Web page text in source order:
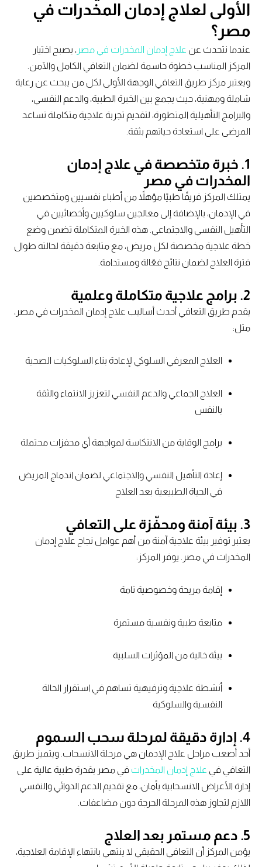
الأولى لعلاج إدمان المخدرات في
مصر؟
عندما نتحدث عنعلاج إدمان المخدرات في مصر، يصبح اختيار
المركز المناسب خطوة حاسمة لضمان التعافي الكامل والآمن.
ويعتبر مركز طريق التعافي الوجهة الأولى لكل من يبحث عن رعاية
شاملة ومهنية، حيث يجمع بين الخبرة الطبية، والدعم النفسي،
والبرامج التأهيلية المتطورة، لتقديم تجربة علاجية متكاملة تساعد
المرضى على استعادة حياتهم بثقة.
1. خبرة متخصصة في علاج إدمان
المخدرات في مصر
يمتلك المركز فريقًا طبيًا مؤهلاً من أطباء نفسيين ومتخصصين
في الإدمان، بالإضافة إلى معالجين سلوكيين وأخصائيين في
التأهيل النفسي والاجتماعي. هذه الخبرة المتكاملة تضمن وضع
خطة علاجية مخصصة لكل مريض، مع متابعة دقيقة لحالته طوال
فترة العلاج لضمان نتائج فعّالة ومستدامة.
2. برامج علاجية متكاملة وعلمية
يقدم طريق التعافي أحدث أساليب علاج إدمان المخدرات في مصر،
مثل:
العلاج المعرفي السلوكي لإعادة بناء السلوكيات الصحية
العلاج الجماعي والدعم النفسي لتعزيز الانتماء والثقة
بالنفس
برامج الوقاية من الانتكاسة لمواجهة أي محفزات محتملة
إعادة التأهيل النفسي والاجتماعي لضمان اندماج المريض
في الحياة الطبيعية بعد العلاج
3. بيئة آمنة ومحفّزة على التعافي
يعتبر توفير بيئة علاجية آمنة من أهم عوامل نجاح علاج إدمان
المخدرات في مصر. يوفر المركز:
إقامة مريحة وخصوصية تامة
متابعة طبية ونفسية مستمرة
بيئة خالية من المؤثرات السلبية
أنشطة علاجية وترفيهية تساهم في استقرار الحالة
النفسية والسلوكية
4. إدارة دقيقة لمرحلة سحب السموم
أحد أصعب مراحل علاج الإدمان هي مرحلة الانسحاب. ويتميز طريق
التعافي في
علاج إدمان المخدراتفي مصر بقدرة طبية عالية على
إدارة الأعراض الانسحابية بأمان، مع تقديم الدعم الدوائي والنفسي
اللازم لتجاوز هذه المرحلة الحرجة دون مضاعفات.
5. دعم مستمر بعد العلاج
يؤمن المركز أن التعافي الحقيقي لا ينتهي بانتهاء الإقامة العلاجية،